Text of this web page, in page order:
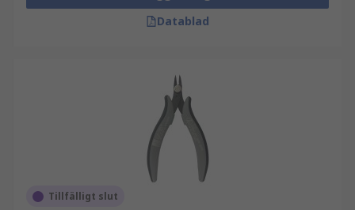
Datablad
Tillfälligt slut